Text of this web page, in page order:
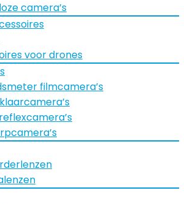
camera’s
voor drones
filmcamera’s